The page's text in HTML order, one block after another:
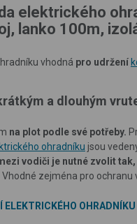
elektrického
lanko 100m,
vhodná pro udržení
a dlouhým
na plot podle své potřeby.
ohradníku jsou
vodiči je nutné zvolit
zejména pro
OHRADNÍKU